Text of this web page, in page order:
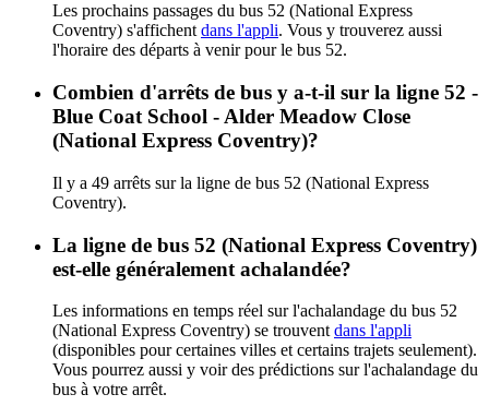
Les prochains passages du bus 52 (National Express
Coventry) s'affichent dans l'appli. Vous y trouverez aussi
l'horaire des départs à venir pour le bus 52.
Combien d'arrêts de bus y a-t-il sur la ligne 52 -
Blue Coat School - Alder Meadow Close
(National Express Coventry)?
Il y a 49 arrêts sur la ligne de bus 52 (National Express
Coventry).
La ligne de bus 52 (National Express Coventry)
est-elle généralement achalandée?
Les informations en temps réel sur l'achalandage du bus 52
(National Express Coventry) se trouvent dans l'appli
(disponibles pour certaines villes et certains trajets seulement).
Vous pourrez aussi y voir des prédictions sur l'achalandage du
bus à votre arrêt.